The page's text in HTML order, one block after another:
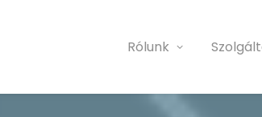
Rólunk